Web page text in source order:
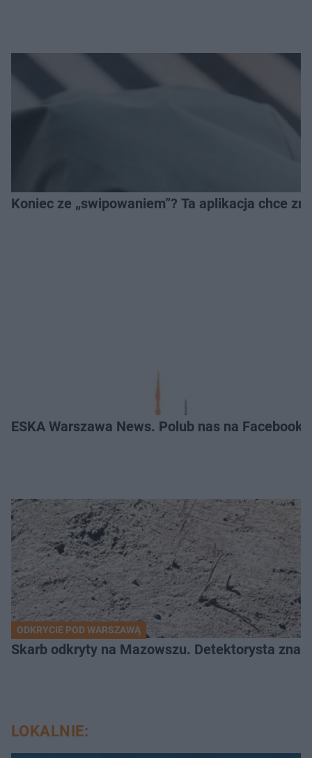
Koniec ze „swipowaniem”? Ta aplikacja chce
ESKA Warszawa News. Polub nas na
ODKRYCIE POD WARSZAWĄ
Skarb odkryty na Mazowszu. Detektorysta
LOKALNIE: